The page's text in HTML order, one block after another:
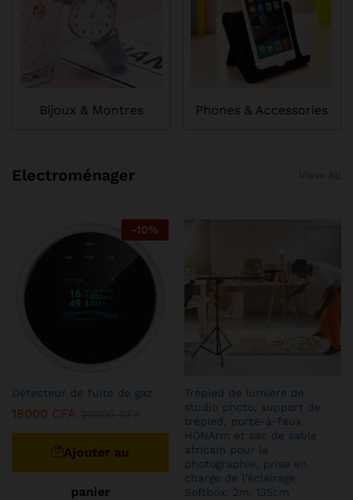
Bijoux & Montres Phones & Accessories
Electroménager
-10%
Détecteur de fuite de gaz
18000 CFA
Ajouter au
panier
Trépied de lumière de
studio photo, support de
trépied, porte-à-faux
HONArm et sac de sable
africain pour la
photographie, prise en
charge de l’éclairage
Softbox, 2m, 135cm